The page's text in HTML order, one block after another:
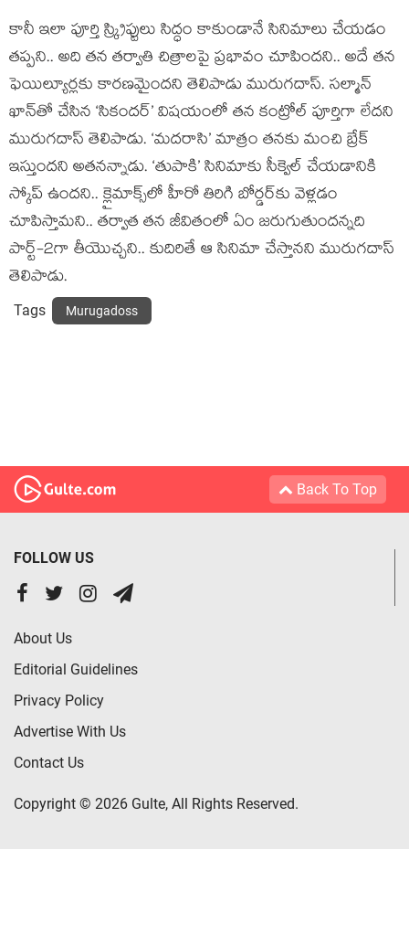
కానీ ఇలా పూర్తి స్క్రిప్టులు సిద్ధం కాకుండానే సినిమాలు చేయడం
తప్పని.. అది తన తర్వాతి చిత్రాలపై ప్రభావం చూపిందని.. అదే తన
ఫెయిల్యూర్లకు కారణమైందని తెలిపాడు మురుగదాస్. సల్మాన్
ఖాన్‌తో చేసిన ‘సికందర్’ విషయంలో తన కంట్రోల్ పూర్తిగా లేదని
మురుగదాస్ తెలిపాడు. ‘మదరాసి’ మాత్రం తనకు మంచి బ్రేక్
ఇస్తుందని అతనన్నాడు. ‘తుపాకి’ సినిమాకు సీక్వెల్ చేయడానికి
స్కోప్ ఉందని.. క్లైమాక్స్‌లో హీరో తిరిగి బోర్డర్‌కు వెళ్లడం
చూపిస్తామని.. తర్వాత తన జీవితంలో ఏం జరుగుతుందన్నది
పార్ట్-2గా తీయొచ్చని.. కుదిరితే ఆ సినిమా చేస్తానని మురుగదాస్
తెలిపాడు.
Tags Murugadoss
Back To Top
FOLLOW US
About Us
Editorial Guidelines
Privacy Policy
Advertise With Us
Contact Us
Copyright © 2026 Gulte, All Rights Reserved.